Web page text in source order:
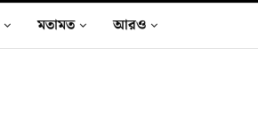
মতামত আরও